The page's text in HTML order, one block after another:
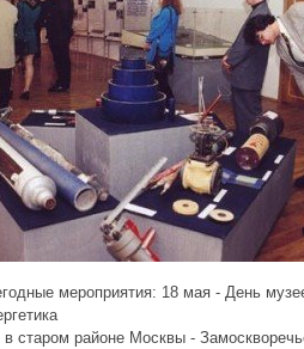
мероприятия: 18 мая - День
в старом районе Москвы -